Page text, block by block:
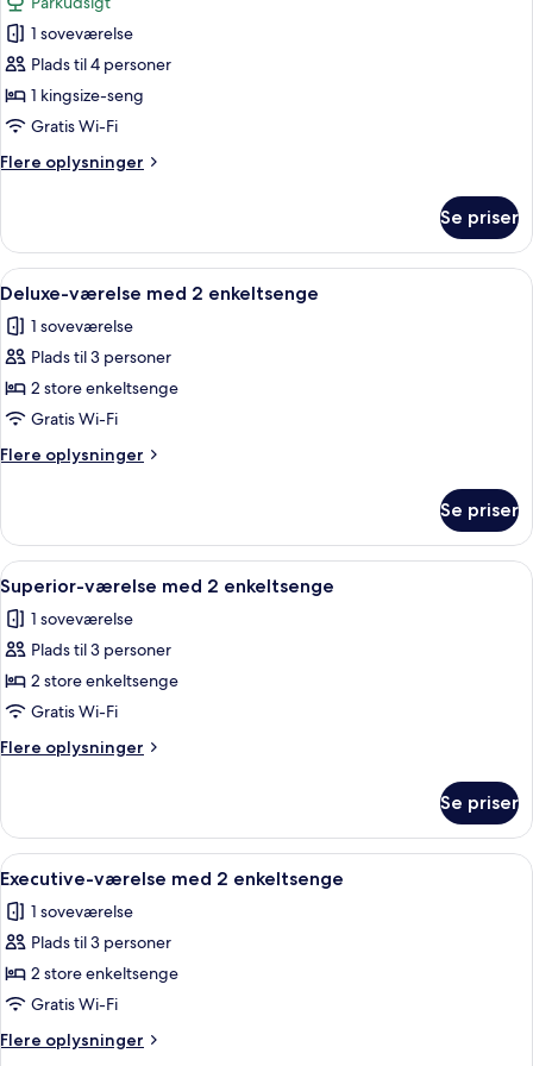
billeder
af
Executive-
studiosuite
1 soveværelse
Plads til 4 personer
1 kingsize-seng
Gratis Wi-Fi
Flere oplysninger
Flere
studiosuite
Se priser
Indlæs
alle
billeder
af
Deluxe-
værelse
med
2
Premium-sengetøj, minibar,
1
Deluxe-værelse med 2 enkeltsenge
1 soveværelse
Plads til 3 personer
2 store enkeltsenge
Gratis Wi-Fi
Flere oplysninger
Flere
værelse
med
2
enkeltsenge
Se priser
Indlæs
alle
billeder
af
Superior-
værelse
med
2
Premium-sengetøj, minibar,
1
Superior-værelse med 2 enkeltsenge
1 soveværelse
Plads til 3 personer
2 store enkeltsenge
Gratis Wi-Fi
Flere oplysninger
Flere
værelse
med
2
Se priser
Indlæs
alle
billeder
af
Executive-
værelse
med
2
Premium-sengetøj, minibar,
1
Executive-værelse med 2 enkeltsenge
1 soveværelse
Plads til 3 personer
2 store enkeltsenge
Gratis Wi-Fi
Flere oplysninger
Flere